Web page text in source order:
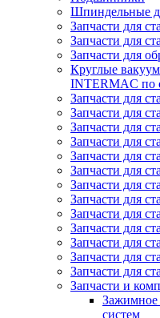
Шпиндельные
Запчасти для
Запчасти для
Запчасти для
Круглые
INTERMAC по
Запчасти для
Запчасти для
Запчасти для
Запчасти для
Запчасти для
Запчасти для
Запчасти для
Запчасти для
Запчасти для
Запчасти для
Запчасти для
Запчасти для
Запчасти для
Запчасти и
Зажимное
систем